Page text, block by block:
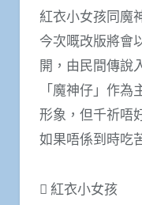
紅衣小女孩同魔
今次嘅改版將會
開，由民間傳說
「魔神仔」作
形象，但千祈唔
如果唔係到時吃
 紅衣小女孩